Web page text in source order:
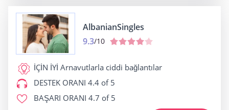
AlbanianSingles
9.3/10
İÇİN İYİ Arnavutlarla ciddi bağlantılar
DESTEK ORANI 4.4 of 5
BAŞARI ORANI 4.7 of 5